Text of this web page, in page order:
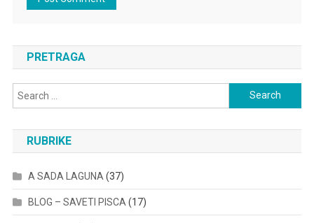
PRETRAGA
Search
for:
RUBRIKE
A SADA LAGUNA (37)
BLOG – SAVETI PISCA (17)